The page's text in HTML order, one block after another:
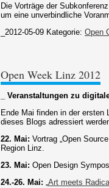
Die Vorträge der
um eine unverbindliche
_2012-05-09 Kategorie: Open
Open Week Linz 2012
_ Veranstaltungen zu
Ende Mai finden in der ersten
dieses Blogs adressiert
22. Mai: Vortrag „Open
Region Linz.
23. Mai: Open Design
24.-26. Mai: „Art meets